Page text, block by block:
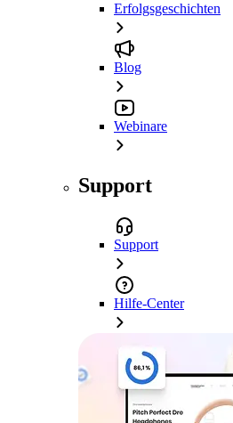
Erfolgsgeschichten
Blog
Webinare
Support
Support
Hilfe-Center